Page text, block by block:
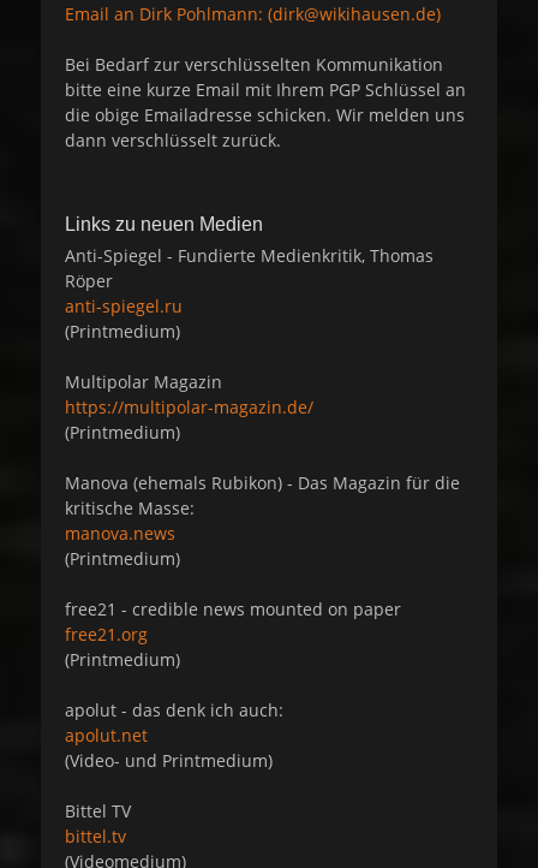
Email an Dirk Pohlmann: (dirk@wikihausen.de)
Bei Bedarf zur verschlüsselten Kommunikation
bitte eine kurze Email mit Ihrem PGP Schlüssel an
die obige Emailadresse schicken. Wir melden uns
dann verschlüsselt zurück.
Links zu neuen Medien
Anti-Spiegel - Fundierte Medienkritik, Thomas
Röper
anti-spiegel.ru
(Printmedium)
Multipolar Magazin
https://multipolar-magazin.de/
(Printmedium)
Manova (ehemals Rubikon) - Das Magazin für die
kritische Masse:
manova.news
(Printmedium)
free21 - credible news mounted on paper
free21.org
(Printmedium)
apolut - das denk ich auch:
apolut.net
(Video- und Printmedium)
Bittel TV
bittel.tv
(Videomedium)